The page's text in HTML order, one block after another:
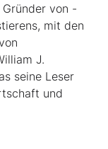
Gründer von
mit den
J.
seine Leser
und